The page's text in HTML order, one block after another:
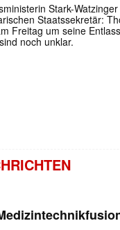
Stark-
Staatssekretär:
Freitag um seine
noch unklar.